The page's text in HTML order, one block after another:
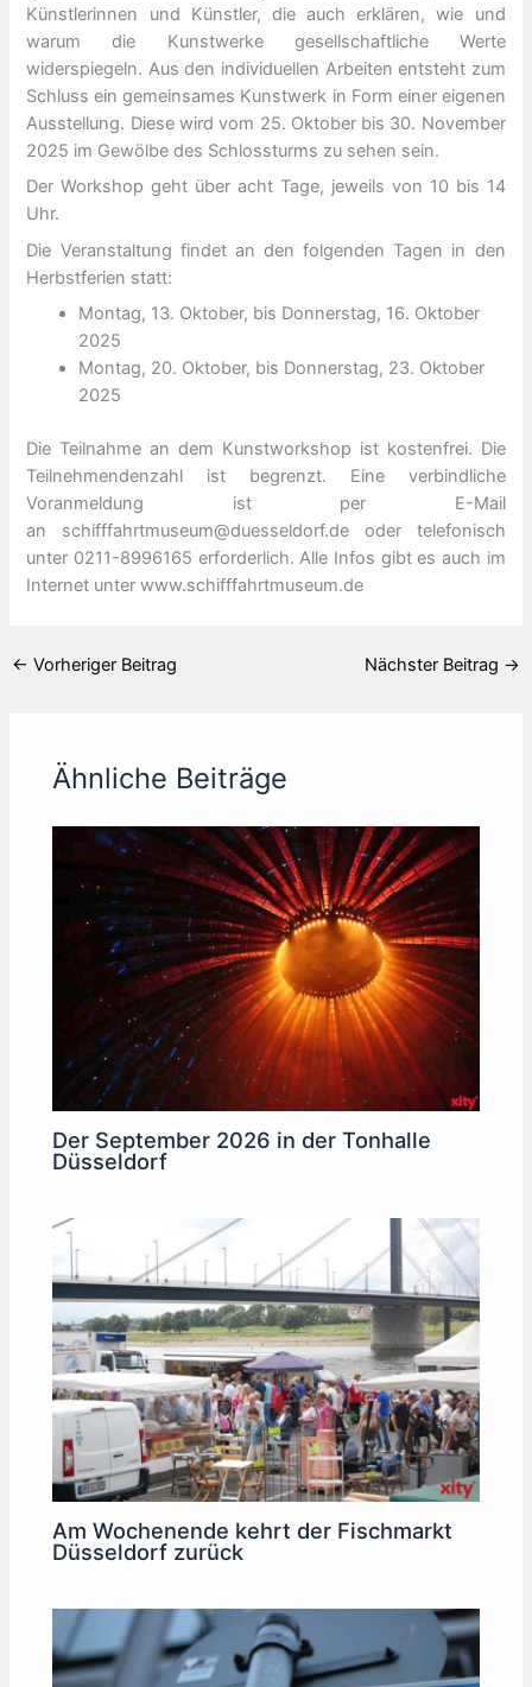
Künstlerinnen und Künstler, die auch erklären, wie und
warum die Kunstwerke gesellschaftliche Werte
widerspiegeln. Aus den individuellen Arbeiten entsteht zum
Schluss ein gemeinsames Kunstwerk in Form einer eigenen
Ausstellung. Diese wird vom 25. Oktober bis 30. November
2025 im Gewölbe des Schlossturms zu sehen sein.
Der Workshop geht über acht Tage, jeweils von 10 bis 14
Uhr.
Die Veranstaltung findet an den folgenden Tagen in den
Herbstferien statt:
Montag, 13. Oktober, bis Donnerstag, 16. Oktober
2025
Montag, 20. Oktober, bis Donnerstag, 23. Oktober
2025
Die Teilnahme an dem Kunstworkshop ist kostenfrei. Die
Teilnehmendenzahl ist begrenzt. Eine verbindliche
Voranmeldung ist per E-Mail
an schifffahrtmuseum@duesseldorf.de oder telefonisch
unter 0211-8996165 erforderlich. Alle Infos gibt es auch im
Internet unter www.schifffahrtmuseum.de
← Vorheriger Beitrag Nächster Beitrag →
Ähnliche Beiträge
Der September 2026 in der Tonhalle
Düsseldorf
Am Wochenende kehrt der Fischmarkt
Düsseldorf zurück